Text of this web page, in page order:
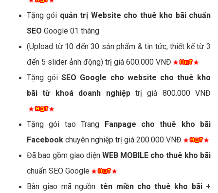
Tặng gói quản trị Website cho thuê kho bãi chuẩn
SEO Google 01 tháng
(Upload từ 10 đến 30 sản phẩm & tin tức, thiết kế từ 3
đến 5 slider ảnh động) trị giá 600.000 VNĐ
Tặng góiSEO Google cho website cho thuê kho
bãi từ khoá doanh nghiệptrị giá 800.000 VNĐ
Tặng gói tạo Trang Fanpage cho thuê kho bãi
Facebook chuyên nghiệp trị giá 200.000 VNĐ
Đã bao gồm giao diện WEB MOBILE cho thuê kho bãi
chuẩn SEO Google
Bàn giao mã nguồn:tên miền cho thuê kho bãi +